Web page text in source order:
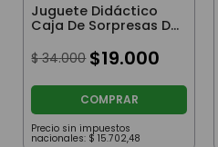
Juguete Didáctico
Caja De Sorpresas De
Animalitos
$ 34.000 $19.000
COMPRAR
Precio sin impuestos
nacionales: $ 15.702,48